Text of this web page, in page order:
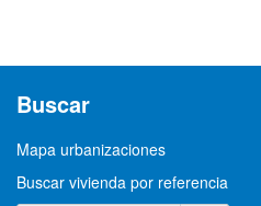
Buscar
Mapa urbanizaciones
Buscar vivienda por referencia